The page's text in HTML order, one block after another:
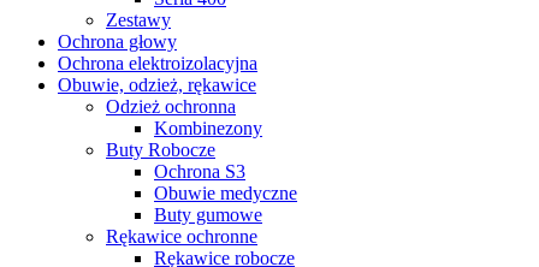
Zestawy
Ochrona głowy
Ochrona elektroizolacyjna
Obuwie, odzież, rękawice
Odzież ochronna
Kombinezony
Buty Robocze
Ochrona S3
Obuwie medyczne
Buty gumowe
Rękawice ochronne
Rękawice robocze